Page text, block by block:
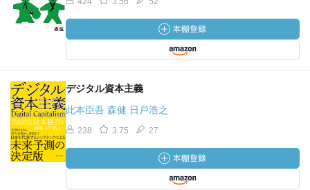
デジタル資本主義
此本臣吾 森健 日戸浩之
238 3.75 27